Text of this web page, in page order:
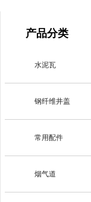
产品分类
水泥瓦
钢纤维井盖
常用配件
烟气道